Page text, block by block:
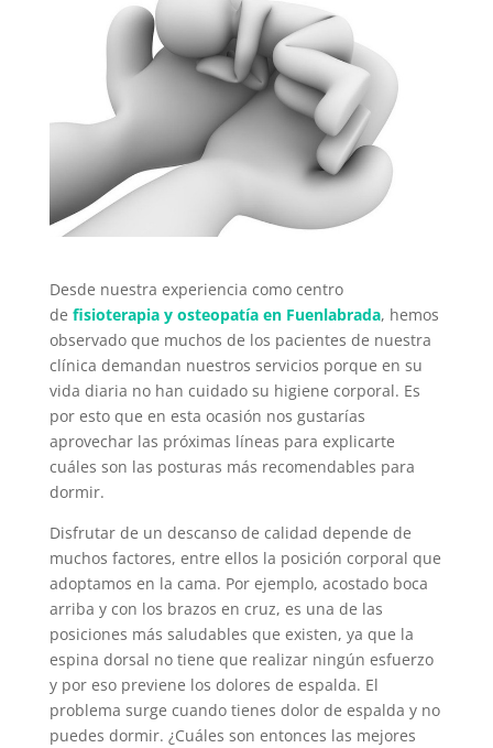
Desde nuestra experiencia como centro
de fisioterapia y osteopatía en Fuenlabrada, hemos
observado que muchos de los pacientes de nuestra
clínica demandan nuestros servicios porque en su
vida diaria no han cuidado su higiene corporal. Es
por esto que en esta ocasión nos gustarías
aprovechar las próximas líneas para explicarte
cuáles son las posturas más recomendables para
dormir.
Disfrutar de un descanso de calidad depende de
muchos factores, entre ellos la posición corporal que
adoptamos en la cama. Por ejemplo, acostado boca
arriba y con los brazos en cruz, es una de las
posiciones más saludables que existen, ya que la
espina dorsal no tiene que realizar ningún esfuerzo
y por eso previene los dolores de espalda. El
problema surge cuando tienes dolor de espalda y no
puedes dormir. ¿Cuáles son entonces las mejores